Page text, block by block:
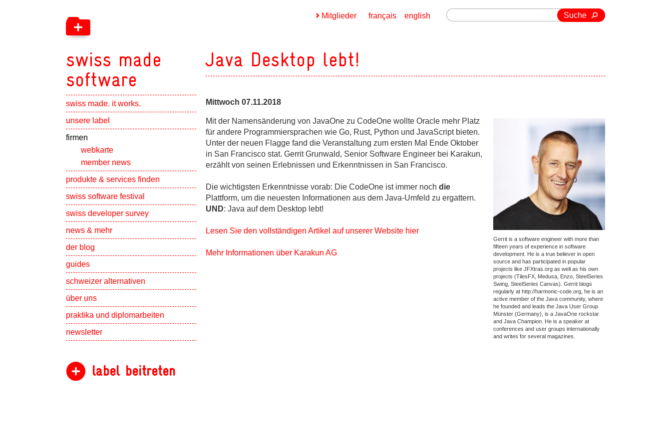
swiss made
software
swiss made. it works.
unsere label
Show subpages
firmen Show subpages
webkarte
member news
produkte & services finden
swiss software festival
swiss developer survey
Show subpages
news & mehr Show subpages
der blog
guides
schweizer alternativen
über uns
praktika und diplomarbeiten
newsletter
label beitreten
Suche
english
français
Mitglieder
Java Desktop lebt!
Mittwoch 07.11.2018
Gerrit is a software engineer with more than
fifteen years of experience in software
development. He is a true believer in open
source and has participated in popular
projects like JFXtras.org as well as his own
projects (TilesFX, Medusa, Enzo, SteelSeries
Swing, SteelSeries Canvas). Gerrit blogs
regularly at http://harmonic-code.org, he is an
active member of the Java community, where
he founded and leads the Java User Group
Münster (Germany), is a JavaOne rockstar
and Java Champion. He is a speaker at
conferences and user groups internationally
and writes for several magazines.
Mit der Namensänderung von JavaOne zu CodeOne wollte Oracle mehr Platz
für andere Programmiersprachen wie Go, Rust, Python und JavaScript bieten.
Unter der neuen Flagge fand die Veranstaltung zum ersten Mal Ende Oktober
in San Francisco stat. Gerrit Grunwald, Senior Software Engineer bei Karakun,
erzählt von seinen Erlebnissen und Erkenntnissen in San Francisco.
Die wichtigsten Erkenntnisse vorab: Die CodeOne ist immer noch die
Plattform, um die neuesten Informationen aus dem Java-Umfeld zu ergattern.
UND: Java auf dem Desktop lebt!
Lesen Sie den vollständigen Artikel auf unserer Website hier
Mehr Informationen über Karakun AG